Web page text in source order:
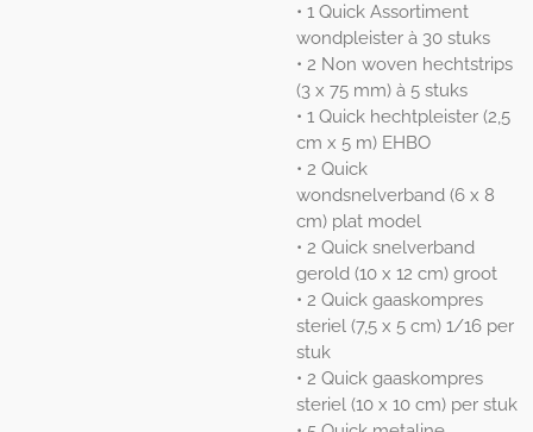
• 1 Quick Assortiment
wondpleister à 30 stuks
• 2 Non woven hechtstrips
(3 x 75 mm) à 5 stuks
• 1 Quick hechtpleister (2,5
cm x 5 m) EHBO
• 2 Quick
wondsnelverband (6 x 8
cm) plat model
• 2 Quick snelverband
gerold (10 x 12 cm) groot
• 2 Quick gaaskompres
steriel (7,5 x 5 cm) 1/16 per
stuk
• 2 Quick gaaskompres
steriel (10 x 10 cm) per stuk